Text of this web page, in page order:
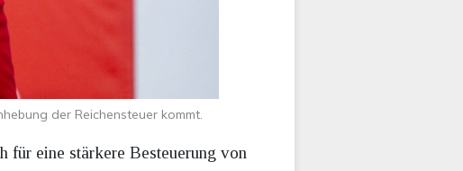
der Reichensteuer kommt.
für eine stärkere Besteuerung von